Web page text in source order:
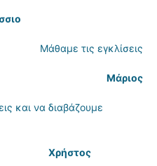
Μάθαμε τις εγκλίσεις
Μάριος
και να διαβάζουμε